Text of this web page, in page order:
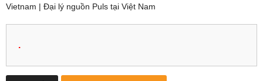
Vietnam | Đại lý nguồn Puls tại Việt Nam